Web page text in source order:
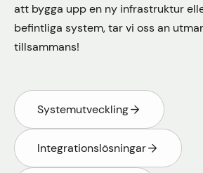
att bygga upp en ny infrastruktur
befintliga system, tar vi oss an
Systemutveckling
Integrationslösningar